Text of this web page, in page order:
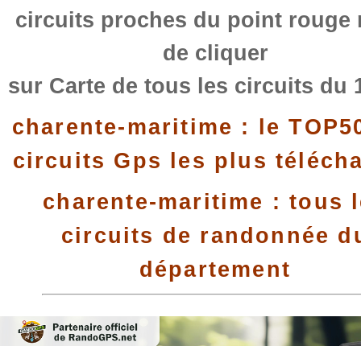
circuits proches du point rouge
de cliquer
sur Carte de tous les circuits du
charente-maritime : le
circuits Gps les plus
charente-maritime : tous
circuits de randonnée
département